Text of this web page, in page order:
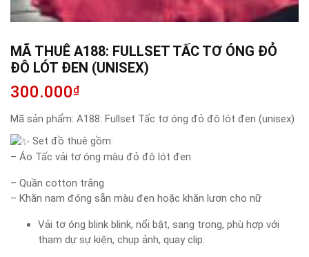
MÃ THUÊ A188: FULLSET TẤC TƠ ÓNG ĐỎ
ĐÔ LÓT ĐEN (UNISEX)
300.000₫
Mã sản phẩm: A188: Fullset Tấc tơ óng đỏ đô lót đen (unisex)
Set đồ thuê gồm:
– Áo Tấc vải tơ óng màu đỏ đô lót đen
– Quần cotton trắng
– Khăn nam đóng sẵn màu đen hoặc khăn lươn cho nữ
Vải tơ óng blink blink, nổi bật, sang trọng, phù hợp với
tham dự sự kiện, chụp ảnh, quay clip.